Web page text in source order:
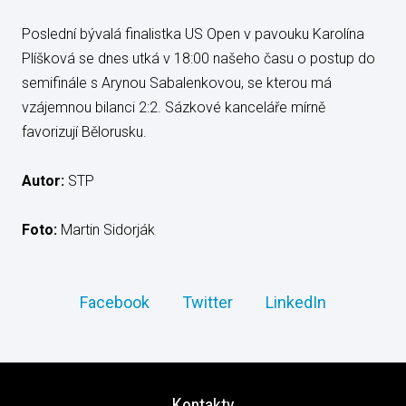
Poslední bývalá finalistka US Open v pavouku Karolína
Plíšková se dnes utká v 18:00 našeho času o postup do
semifinále s Arynou Sabalenkovou, se kterou má
vzájemnou bilanci 2:2. Sázkové kanceláře mírně
favorizují Bělorusku.
Autor: STP
Foto: Martin Sidorják
Facebook Twitter LinkedIn